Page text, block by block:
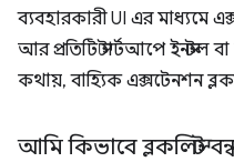
ব্যবহারকারী UI এর মাধ্যমে
আর প্রতিটি স্টার্টআপে
কথায়, বাহ্যিক এক্সটেনশন
আমি কিভাবে ব্লকলিস্ট